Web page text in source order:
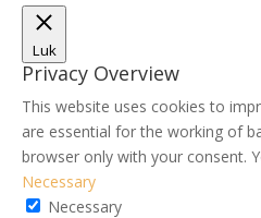
Luk
Privacy Overview
This website uses cookies to
are essential for the working of
browser only with your consent.
Necessary
Necessary